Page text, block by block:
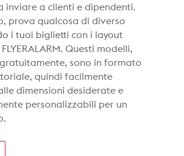
inviare a clienti e dipendenti.
prova qualcosa di diverso
i tuoi biglietti con i layout
Questi modelli,
sono in formato
quindi facilmente
dimensioni desiderate e
personalizzabili per un